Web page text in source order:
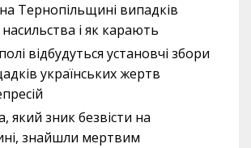
Тернопільщині випадків
і як карають
відбудуться установчі збори
українських жертв
який зник безвісти на
знайшли мертвим